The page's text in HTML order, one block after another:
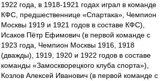
1922 года, в 1918-1921 годах играл в команде
КФС, предшественнице «Спартака», Чемпион
Москвы 1919 и 1921 годов в составе КФС),
Исаков Пётр Ефимович (в первой команде с
1923 года, Чемпион Москвы 1916, 1918
(дважды), 1919, 1920 и 1922 годов в составе
команды «Замоскворецкого клуба спорта»),
Козлов Алексей Иванович (в первой команде с